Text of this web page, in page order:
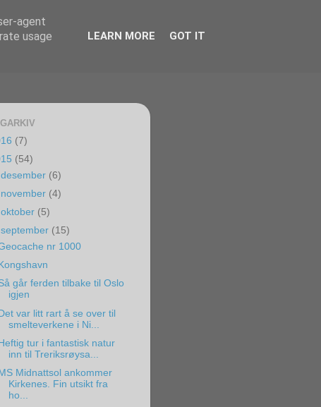
(7)
(54)
desember (6)
november (4)
oktober (5)
september (15)
nr 1000
Kongshavn
går ferden tilbake til Oslo
igjen
var litt rart å se over til
smelteverkene i Ni...
tur i fantastisk natur
inn til Treriksrøysa...
MS Midnattsol ankommer
Kirkenes. Fin utsikt fra
ho...
agent
usage
LEARN MORE GOT IT